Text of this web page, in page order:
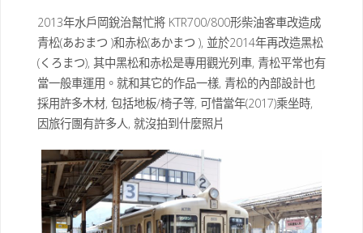
2013年水戶岡銳治幫忙將 KTR700/800形柴油客車改造成
青松(あおまつ )和赤松(あかまつ ), 並於2014年再改造黑松
(くろまつ), 其中黑松和赤松是專用觀光列車, 青松平常也有
當一般車運用。就和其它的作品一樣, 青松的內部設計也
採用許多木材, 包括地板/椅子等, 可惜當年(2017)乘坐時,
因旅行團有許多人, 就沒拍到什麼照片